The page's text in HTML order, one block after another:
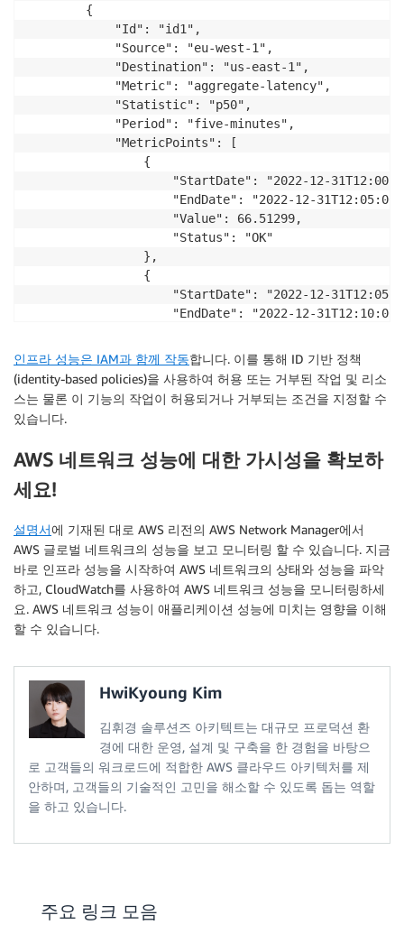
        {
            "Id": "id1",
            "Source": "eu-west-1",
            "Destination": "us-east-1",
            "Metric": "aggregate-latency",
            "Statistic": "p50",
            "Period": "five-minutes",
            "MetricPoints": [
                {
"StartDate": "2022-12-
"EndDate": "2022-12-
                    "Value": 66.51299,
                    "Status": "OK"
                },
                {
"StartDate": "2022-12-
"EndDate": "2022-12-
                    "Status": "OK"
                },
                {
"StartDate": "2022-12-
"EndDate": "2022-12-
                    "Status": "OK"
                }
            ]
        }
    ]
인프라 성능은 IAM과 함께 작동합니다. 이를 통해 ID 기반 정책
(identity-based policies)을 사용하여 허용 또는 거부된 작업 및 리소
스는 물론 이 기능의 작업이 허용되거나 거부되는 조건을 지정할 수
있습니다.
AWS 네트워크 성능에 대한 가시성을 확보하
세요!
설명서에 기재된 대로 AWS 리전의 AWS Network Manager에서
AWS 글로벌 네트워크의 성능을 보고 모니터링 할 수 있습니다. 지금
바로 인프라 성능을 시작하여 AWS 네트워크의 상태와 성능을 파악
하고, CloudWatch를 사용하여 AWS 네트워크 성능을 모니터링하세
요. AWS 네트워크 성능이 애플리케이션 성능에 미치는 영향을 이해
할 수 있습니다.
HwiKyoung Kim
김휘경 솔루션즈 아키텍트는 대규모 프로덕션 환
경에 대한 운영, 설계 및 구축을 한 경험을 바탕으
로 고객들의 워크로드에 적합한 AWS 클라우드 아키텍처를 제
안하며, 고객들의 기술적인 고민을 해소할 수 있도록 돕는 역할
을 하고 있습니다.
주요 링크 모음